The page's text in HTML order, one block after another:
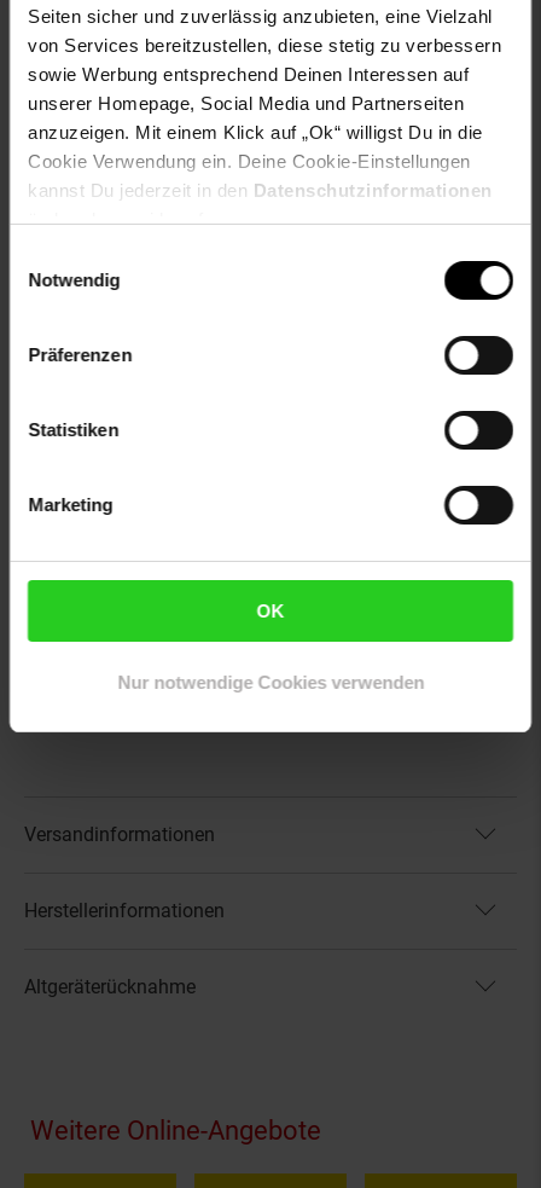
Seiten sicher und zuverlässig anzubieten, eine Vielzahl
von Services bereitzustellen, diese stetig zu verbessern
sowie Werbung entsprechend Deinen Interessen auf
unserer Homepage, Social Media und Partnerseiten
anzuzeigen. Mit einem Klick auf „Ok“ willigst Du in die
Cookie Verwendung ein. Deine Cookie-Einstellungen
kannst Du jederzeit in den Datenschutzinformationen
ändern bzw. widerrufen.
Notwendig
Präferenzen
Statistiken
Marketing
OK
Nur notwendige Cookies verwenden
Der Velaire verschwindet bündig hinter der Küchenfront und
hält das Gesamtbild ruhig und aufgeräumt – ein echter
Vorteil in offenen Wohnküchen. Ideal für Familien,
ambitionierte Hobbyköche und alle, die täglich backen,
ohne täglich Zeit für Pflege aufwenden zu wollen.
Hol dir den Klarstein Velaire und mach deine Küche zur
Lieferumfang:
2x Herausnehmbare Seitengitter
Produktabmessungen: 59,5 x 56 x 59,5 cm (LxBxH)
Gewicht: 33,5 kg
Kabellänge: 1 m (EU-Stecker)
EAN: 4060656563928
Versandinformationen
Herstellerinformationen
Altgeräterücknahme
Fußzeile
Weitere Online-Angebote